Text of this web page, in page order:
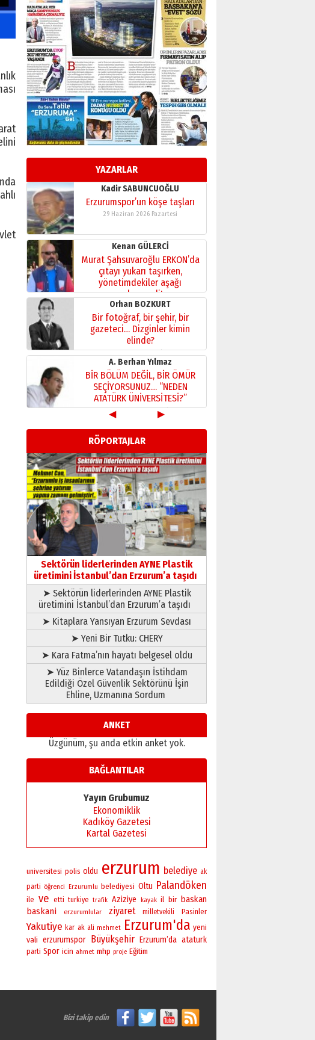
YAZARLAR
28 Temmuz 2026 Salı
Ahmet Gökhan YAZICI
Ahmed Yesevi’den bir
Alperen… ”Reisimiz” idi…
Hakka yürüdü.!
26 Mart 2026 Perşembe
Cem Bakırcı
Ardında bıraktığı hatıralarıyla
gönül adamı Faruk Terzioğlu!
13 Mayıs 2026 Çarşamba
Esat BİNDESEN
Başkan Sekmen’den Erzurum’a
bir vizyon proje daha!
02 Ağustos 2026 Pazar
Kadir SABUNCUOĞLU
Erzurumspor’un köşe taşları
29 Haziran 2026 Pazartesi
Kenan GÜLERCİ
Murat Şahsuvaroğlu ERKON’da
çıtayı yukarı taşırken,
yönetimdekiler aşağı
çekmemeli!
17 Şubat 2026 SalıOrhan BOZKURT
Bir fotoğraf, bir şehir, bir
gazeteci… Dizginler kimin
elinde?
31 Mart 2026 Salı
A. Berhan Yılmaz
BİR BÖLÜM DEĞİL, BİR ÖMÜR
SEÇİYORSUNUZ… “NEDEN
ATATÜRK ÜNİVERSİTESİ?”
28 Temmuz 2026 Salı
Ahmet Gökhan YAZICI
Ahmed Yesevi’den bir
Alperen… ”Reisimiz” idi…
Hakka yürüdü.!
26 Mart 2026 Perşembe
Cem Bakırcı
Ardında bıraktığı hatıralarıyla
gönül adamı Faruk Terzioğlu!
13 Mayıs 2026 Çarşamba
Esat BİNDESEN
Başkan Sekmen’den Erzurum’a
bir vizyon proje daha!
02 Ağustos 2026 Pazar
◀ ▶
RÖPORTAJLAR
Sektörün liderlerinden AYNE Plastik
üretimini İstanbul’dan Erzurum’a taşıdı
➤ Sektörün liderlerinden AYNE Plastik
üretimini İstanbul’dan Erzurum’a taşıdı
➤ Kitaplara Yansıyan Erzurum Sevdası
➤ Yeni Bir Tutku: CHERY
➤ Kara Fatma’nın hayatı belgesel oldu
➤ Yüz Binlerce Vatandaşın İstihdam
Edildiği Özel Güvenlik Sektörünü İşin
Ehline, Uzmanına Sordum
ANKET
Üzgünüm, şu anda etkin anket yok.
BAĞLANTILAR
Yayın Grubumuz
Ekonomiklik
Kadıköy Gazetesi
Kartal Gazetesi
universitesi polis oldu erzurum belediye ak
parti öğrenci Erzurumlu belediyesi Oltu Palandöken
ile ve etti turkiye trafik Aziziye kayak il bir baskan
baskani
erzurumlular ziyaret milletvekili Pasinler
Yakutiye kar ak ali mehmet Erzurum'da yeni
vali erzurumspor Büyükşehir Erzurum’da ataturk
parti Spor icin ahmet mhp proje Eğitim
Bizi takip edin